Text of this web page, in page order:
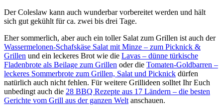
Der Coleslaw kann auch wunderbar vorbereitet werden und hält
sich gut gekühlt für ca. zwei bis drei Tage.
Eher sommerlich, aber auch ein toller Salat zum Grillen ist auch der
Wassermelonen-Schafskäse Salat mit Minze – zum Picknick &
Grillen und ein leckeres Brot wie die Lavas – dünne türkische
Fladenbrote als Beilage zum Grillen oder die Tomaten-Goldbarren –
leckeres Sommerbrote zum Grillen, Salat und Picknick dürfen
natürlich auch nicht fehlen. Für weitere Grillideen solltet Ihr Euch
unbedingt auch die 28 BBQ Rezepte aus 17 Ländern – die besten
Gerichte vom Grill aus der ganzen Welt anschauen.